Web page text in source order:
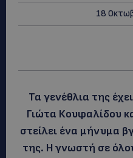
18
Τα γενέθλια της
Γιώτα Κουφαλίδου
στείλει ένα μήνυμα
της. Η γνωστή σε